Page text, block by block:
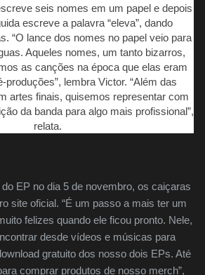
seis nomes em um papel e depois
escreve a palavra “eleva”, dando
“O lance dos nomes no papel veio para
Aqueles nomes, um tanto bizarros,
as canções na época que elas eram
produções”, lembra Victor. “Além das
artes finais, quisemos representar com
da banda para algo mais profissional”,
relata.
EP no dia 5 de novembro, os caiçaras
site oficial. “É um passo a mais ter um
felizes quando ele ficou pronto. Nele,
desde vídeos e músicas para
gratuito dos nosso dois EPs. Até
comprar produtos de nosso merch”,